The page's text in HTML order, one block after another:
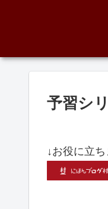
予習シ
↓お役に立